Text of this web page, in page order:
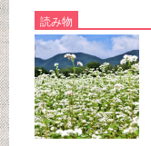
読み物